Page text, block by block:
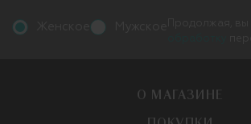
О МАГАЗИНЕ